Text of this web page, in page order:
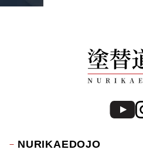
NURIKAEDOJO